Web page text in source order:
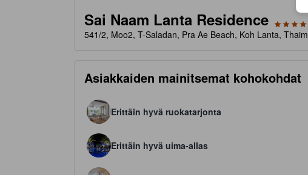
Sai Naam Lanta Residence
541/2, Moo2, T-Saladan, Pra Ae Beach, Koh Lanta,
Asiakkaiden mainitsemat kohokohdat
Erittäin hyvä ruokatarjonta
Erittäin hyvä uima-allas